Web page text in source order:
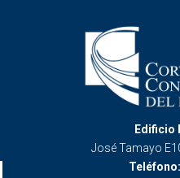
Edificio
José Tamayo
Teléfono: